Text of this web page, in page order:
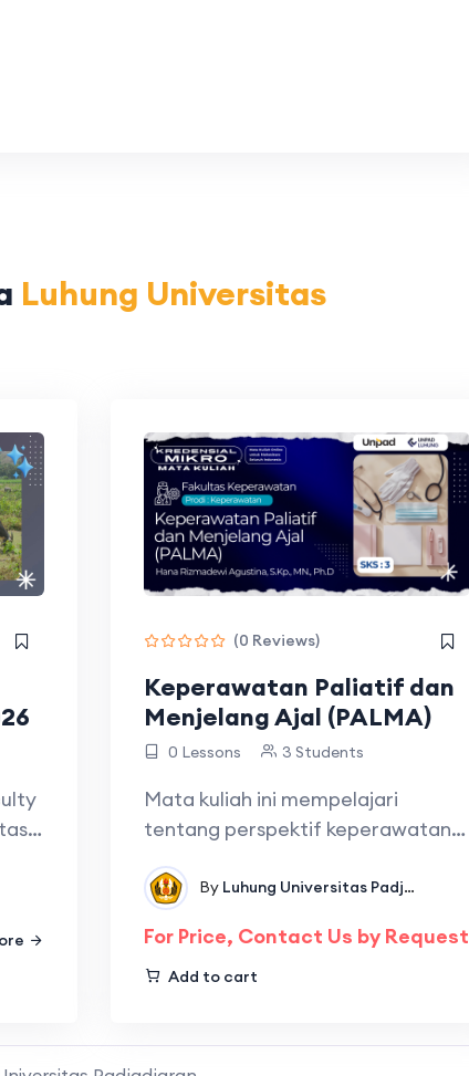
Luhung Universitas
Fakultas Peternakan
(0 Reviews)
Keperawatan Paliatif dan
Menjelang Ajal (PALMA)
0 Lessons 3 Students
Mata kuliah ini mempelajari
tentang perspektif keperawatan
By Luhung Universitas Padjadjaran
For Price, Contact Us by Request
Add to cart